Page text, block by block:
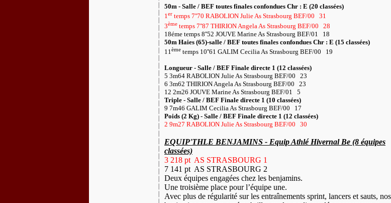
50m - Salle / BEF toutes finales confondues Chr : E (20 classées)
1er temps 7''70 RABOLION Julie As Strasbourg BEF/00
31
3ème temps 7''87 THIRION Angela As Strasbourg BEF/00
28
18éme temps 8''52 JOUVE Marine As Strasbourg BEF/01
18
50m Haies (65)-salle / BEF toutes finales confondues Chr : E (15 classées)
11 ème temps 10''61 GALIM Cecilia As Strasbourg BEF/00 19
Longueur - Salle / BEF Finale directe 1 (12 classées)
5 3m64 RABOLION Julie As Strasbourg BEF/00
23
6 3m62 THIRION Angela As Strasbourg BEF/00
23
12 2m26 JOUVE Marine As Strasbourg BEF/01
5
Triple - Salle / BEF Finale directe 1 (10 classées)
9 7m46 GALIM Cecilia As Strasbourg BEF/00
17
Poids (2 Kg) - Salle / BEF Finale directe 1 (12 classées)
2 9m27 RABOLION Julie As Strasbourg BEF/00
30
EQUIP'THLE BENJAMINS - Equip Athlé Hivernal Be (8 équipes
classées)
3 218 pt AS STRASBOURG 1
7 141 pt AS STRASBOURG 2
Deux équipes engagées chez les benjamins.
Une troisième place pour l’équipe une.
Avec plus de régularité sur les entraînements sprint, lancers et sauts, nos